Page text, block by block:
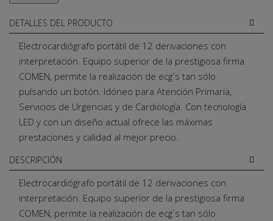
DETALLES DEL PRODUCTO
Electrocardiógrafo portátil de 12 derivaciones con
interpretación. Equipo superior de la prestigiosa firma
COMEN, permite la realización de ecg´s tan sólo
pulsando un botón. Idóneo para Atención Primaria,
Servicios de Urgencias y de Cardiología. Con tecnología
LED y con un diseño actual ofrece las máximas
prestaciones y calidad al mejor precio.
DESCRIPCIÓN
Electrocardiógrafo portátil de 12 derivaciones con
interpretación. Equipo superior de la prestigiosa firma
COMEN, permite la realización de ecg´s tan sólo